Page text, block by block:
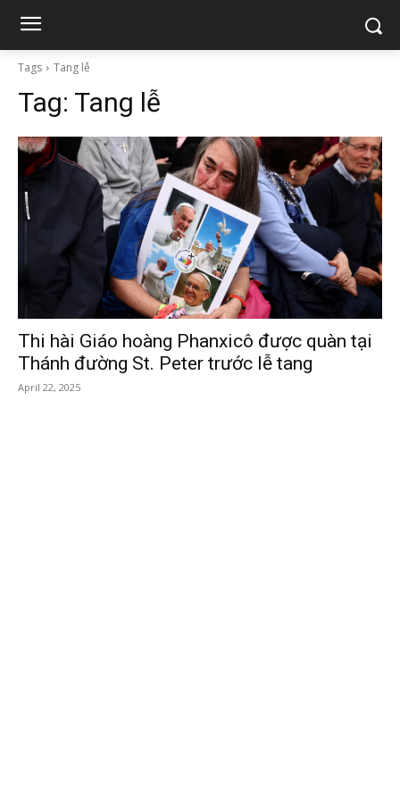
Tags Tang lễ
Tag: Tang lễ
Thi hài Giáo hoàng Phanxicô được quàn tại
Thánh đường St. Peter trước lễ tang
April 22, 2025